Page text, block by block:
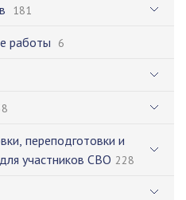
181
работы 6
переподготовки и
участников СВО 228